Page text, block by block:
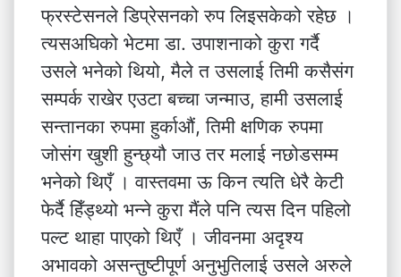
फ्रस्टेसनले डिप्रेसनको रुप लिइसकेको रहेछ ।
त्यसअघिको भेटमा डा. उपाशनाको कुरा गर्दै
उसले भनेको थियो, मैले त उसलाई तिमी कसैसंग
सम्पर्क राखेर एउटा बच्चा जन्माउ, हामी उसलाई
सन्तानका रुपमा हुर्काऔं, तिमी क्षणिक रुपमा
जोसंग खुशी हुन्छ्यौ जाउ तर मलाई नछोडसम्म
भनेको थिएँ । वास्तवमा ऊ किन त्यति धेरै केटी
फेर्दै हिँड्थ्यो भन्ने कुरा मैंले पनि त्यस दिन पहिलो
पल्ट थाहा पाएको थिएँ । जीवनमा अदृश्य
अभावको असन्तुष्टीपूर्ण अनुभुतिलाई उसले अरुले